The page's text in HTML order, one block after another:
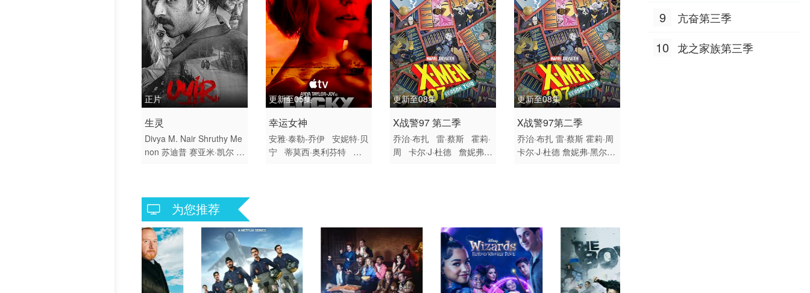
正片
2026 / 印度 / 印地语
悬疑 惊悚 犯罪 犯罪片 剧
情
生灵
Divya M. Nair Shruthy Me
non 苏迪普 赛亚米·凯尔 罗
更新至05集
2026 / 美国 / 英语
欧美
幸运女神
安雅·泰勒-乔伊
安妮特·贝
宁
蒂莫西·奥利芬特
安
Flores 埃里克·兰格 奎因
·奥恩 迪恩·S·贾格尔
克
雷格·韦茨巴赫尔 Antal K
alik 米西·克莱尔·法尔科
内 蒂莫西 E.古德温 尤
更新至08集
2026 / 美国 / 英语
欧美动漫
X战警97 第二季
乔治·布扎 雷·蔡斯
霍莉·
周
卡尔·J·杜德
詹妮弗·
更新至08集
2026 / 美国 / 英语
欧美动漫
X战警97第二季
乔治·布扎 雷·蔡斯 霍莉·周
卡尔·J·杜德 詹妮弗·黑尔 J
为您推荐
9 亢奋第三季
10 龙之家族第三季